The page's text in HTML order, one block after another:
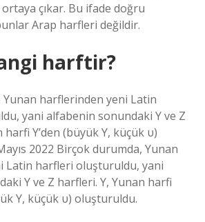
çıkar. Bu ifade doğru
Arap harfleri değildir.
harftir?
harflerinden yeni Latin
yani alfabenin sonundaki Y ve Z
harfi Y’den (büyük Υ, küçük υ)
2022 Birçok durumda, Yunan
Latin harfleri oluşturuldu, yani
Y ve Z harfleri. Y, Yunan harfi
Υ, küçük υ) oluşturuldu.